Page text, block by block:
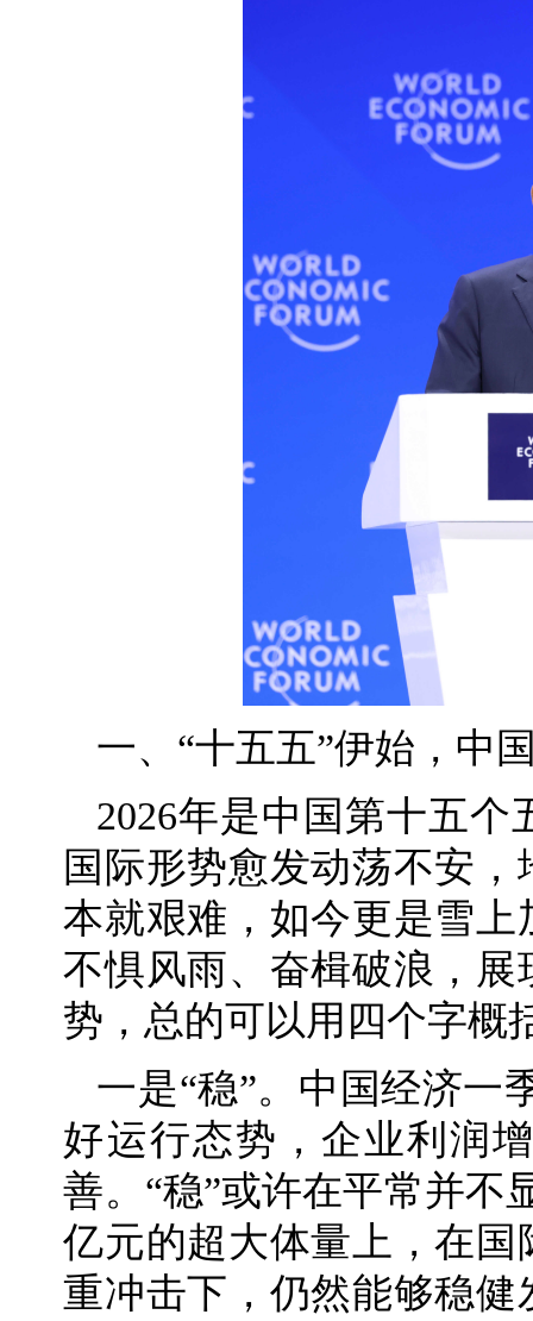
一、“十五五”伊始，中
2026年是中国第十五
国际形势愈发动荡不安
本就艰难，如今更是雪
不惧风雨、奋楫破浪，
势，总的可以用四个字概
一是“稳”。中国经济一
好运行态势，企业利润
善。“稳”或许在平常并不
亿元的超大体量上，在
重冲击下，仍然能够稳